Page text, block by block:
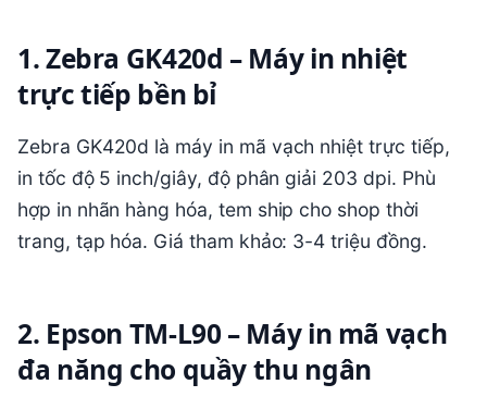
1. Zebra GK420d – Máy in nhiệt
trực tiếp bền bỉ
Zebra GK420d là máy in mã vạch nhiệt trực tiếp,
in tốc độ 5 inch/giây, độ phân giải 203 dpi. Phù
hợp in nhãn hàng hóa, tem ship cho shop thời
trang, tạp hóa. Giá tham khảo: 3-4 triệu đồng.
2. Epson TM-L90 – Máy in mã vạch
đa năng cho quầy thu ngân